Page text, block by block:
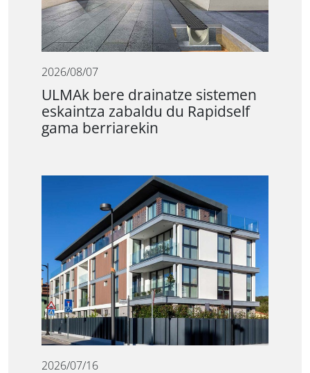
2026/08/07
ULMAk bere drainatze sistemen
eskaintza zabaldu du Rapidself
gama berriarekin
2026/07/16